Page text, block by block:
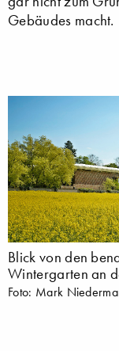
Gebäudes macht.
Blick von den
Wintergarten an
Foto: Mark